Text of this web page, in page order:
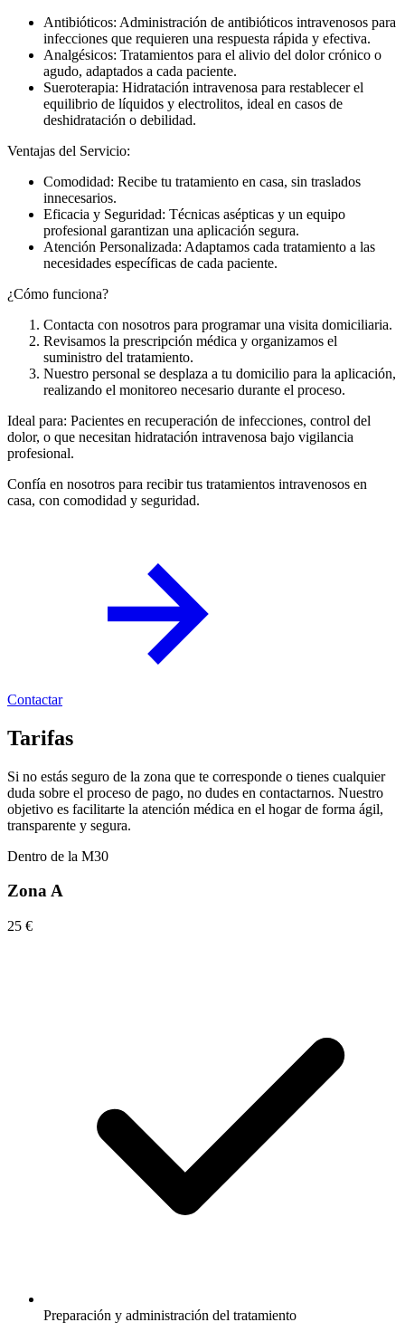
Antibióticos: Administración de antibióticos intravenosos para
infecciones que requieren una respuesta rápida y efectiva.
Analgésicos: Tratamientos para el alivio del dolor crónico o
agudo, adaptados a cada paciente.
Sueroterapia: Hidratación intravenosa para restablecer el
equilibrio de líquidos y electrolitos, ideal en casos de
deshidratación o debilidad.
Ventajas del Servicio:
Comodidad: Recibe tu tratamiento en casa, sin traslados
innecesarios.
Eficacia y Seguridad: Técnicas asépticas y un equipo
profesional garantizan una aplicación segura.
Atención Personalizada: Adaptamos cada tratamiento a las
necesidades específicas de cada paciente.
¿Cómo funciona?
Contacta con nosotros para programar una visita domiciliaria.
Revisamos la prescripción médica y organizamos el
suministro del tratamiento.
Nuestro personal se desplaza a tu domicilio para la aplicación,
realizando el monitoreo necesario durante el proceso.
Ideal para: Pacientes en recuperación de infecciones, control del
dolor, o que necesitan hidratación intravenosa bajo vigilancia
profesional.
Confía en nosotros para recibir tus tratamientos intravenosos en
casa, con comodidad y seguridad.
Contactar
Tarifas
Si no estás seguro de la zona que te corresponde o tienes cualquier
duda sobre el proceso de pago, no dudes en contactarnos. Nuestro
objetivo es facilitarte la atención médica en el hogar de forma ágil,
transparente y segura.
Dentro de la M30
Zona A
25 €
Preparación y administración del tratamiento